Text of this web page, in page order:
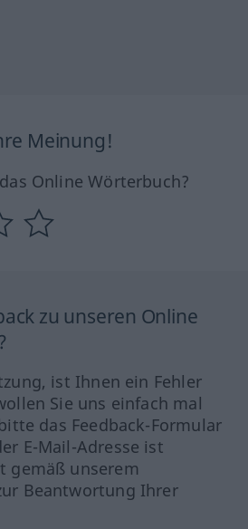
Meinung!
Online Wörterbuch?
zu unseren Online
ist Ihnen ein Fehler
Sie uns einfach mal
das Feedback-Formular
E-Mail-Adresse ist
gemäß unserem
Beantwortung Ihrer